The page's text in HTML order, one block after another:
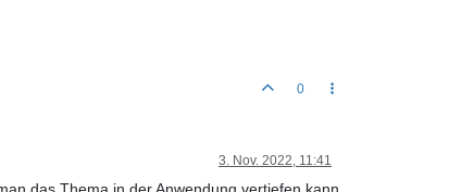
0
3. Nov. 2022, 11:41
das Thema in der Anwendung vertiefen kann.